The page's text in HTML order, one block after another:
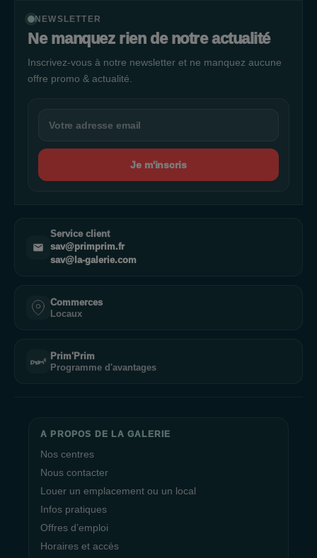
NEWSLETTER
Ne manquez rien de notre actualité
Inscrivez-vous à notre newsletter et ne manquez aucune
offre promo & actualité.
Je m'inscris
Service client
sav@primprim.fr
sav@la-galerie.com
Commerces
Locaux
Prim'Prim
Programme d'avantages
A PROPOS DE LA GALERIE
Nos centres
Nous contacter
Louer un emplacement ou un local
Infos pratiques
Offres d’emploi
Horaires et accès